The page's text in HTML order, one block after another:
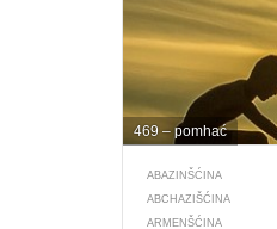
469 – pomhać
ABAZINŠĆINA
ABCHAZIŠĆINA
ARMENŠĆINA